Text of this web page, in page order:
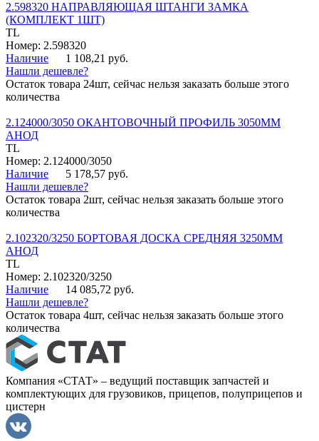
2.598320 НАПРАВЛЯЮЩАЯ ШТАНГИ ЗАМКА
(КОМПЛЕКТ 1ШТ)
TL
Номер: 2.598320
Наличие
1 108,21 руб.
Нашли дешевле?
Остаток товара 24шт, сейчас нельзя заказать больше этого
количества
2.124000/3050 ОКАНТОВОЧНЫЙ ПРОФИЛЬ 3050ММ
АНОД
TL
Номер: 2.124000/3050
Наличие
5 178,57 руб.
Нашли дешевле?
Остаток товара 2шт, сейчас нельзя заказать больше этого
количества
2.102320/3250 БОРТОВАЯ ДОСКА СРЕДНЯЯ 3250ММ
АНОД
TL
Номер: 2.102320/3250
Наличие
14 085,72 руб.
Нашли дешевле?
Остаток товара 4шт, сейчас нельзя заказать больше этого
количества
Компания «СТАТ» – ведущий поставщик запчастей и
комплектующих для грузовиков, прицепов, полуприцепов и
цистерн